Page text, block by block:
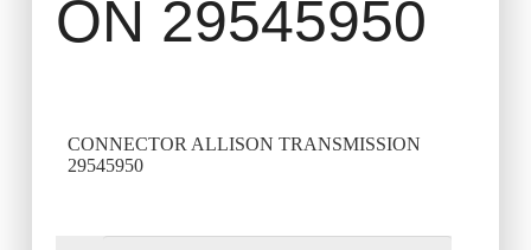
ON 29545950
CONNECTOR ALLISON TRANSMISSION
29545950